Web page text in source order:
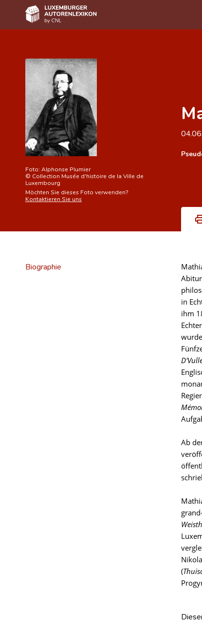
Autor(inn)en A-Z
Erweiterte Suche
Häufige Fragen und Antworten
CNL
Forschungsgruppe
Kontakt
Foto: Alphonse Plumier
© Collection Musée d'histoire de la Ville de
Luxembourg
Möchten Sie dieses Foto verwenden?
Kontaktieren Sie uns
Biographie
in
ihm
Ab
(